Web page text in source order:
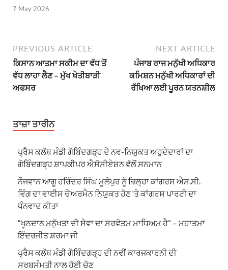
7 May 2026
PREVIOUS ARTICLE
ਕਿਸਾਨ ਆਤਮਾ ਸਕੀਮ ਦਾ ਵੱਧ ਤੋਂ
ਵੱਧ ਲਾਹਾ ਲੈਣ – ਮੁੱਖ ਖੇਤੀਬਾੜੀ
ਅਫਸਰ
NEXT ARTICLE
ਪੰਜਾਬ ਰਾਜ ਮਨੁੱਖੀ ਅਧਿਕਾਰ
ਕਮਿਸ਼ਨ ਮਨੁੱਖੀ ਅਧਿਕਾਰਾਂ ਦੀ
ਰੱਖਿਆ ਲਈ ਪੂਰਨ ਯਤਨਸ਼ੀਲ
ਤਾਜ਼ਾ ਤਾਰੀਨ
ਪ੍ਰੈਸ ਕਲੱਬ ਮੰਡੀ ਗੋਬਿੰਦਗੜ੍ਹ ਦੇ ਨਵ-ਨਿਯੁਕਤ ਅਹੁਦੇਦਾਰਾਂ ਦਾ
ਗੋਬਿੰਦਗੜ੍ਹ ਸ਼ਾਪਕੀਪਰ ਐਸੋਸੀਏਸ਼ਨ ਵੱਲੋਂ ਸਨਮਾਨ
ਨੌਜਵਾਨ ਆਗੂ ਹਰਿੰਦਰ ਸਿੰਘ ਮੂਲੇਪੁਰ ਨੂੰ ਜ਼ਿਲ੍ਹਾ ਕਾਂਗਰਸ ਐਸ.ਸੀ.
ਵਿੰਗ ਦਾ ਵਾਈਸ ਚੇਅਰਮੈਨ ਨਿਯੁਕਤ ਹੋਣ ‘ਤੇ ਕਾਂਗਰਸ ਪਾਰਟੀ ਦਾ
ਧੰਨਵਾਦ ਕੀਤਾ
“ਖੂਨਦਾਨ ਮਨੁੱਖਤਾ ਦੀ ਸੇਵਾ ਦਾ ਸਰਵੋਤਮ ਮਾਧਿਅਮ ਹੈ” – ਮਹਾਤਮਾ
ਇੰਦਰਜੀਤ ਸ਼ਰਮਾ ਜੀ
ਪ੍ਰੈਸ ਕਲੱਬ ਮੰਡੀ ਗੋਬਿੰਦਗੜ੍ਹ ਦੀ ਨਵੀਂ ਕਾਰਜਕਾਰਨੀ ਦੀ
ਸਰਬਸੰਮਤੀ ਨਾਲ ਹੋਈ ਚੋਣ